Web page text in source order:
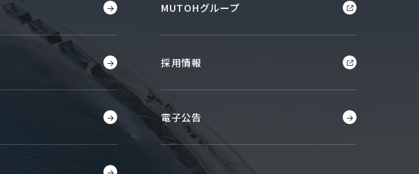
MUTOHグループ
採用情報
電子公告